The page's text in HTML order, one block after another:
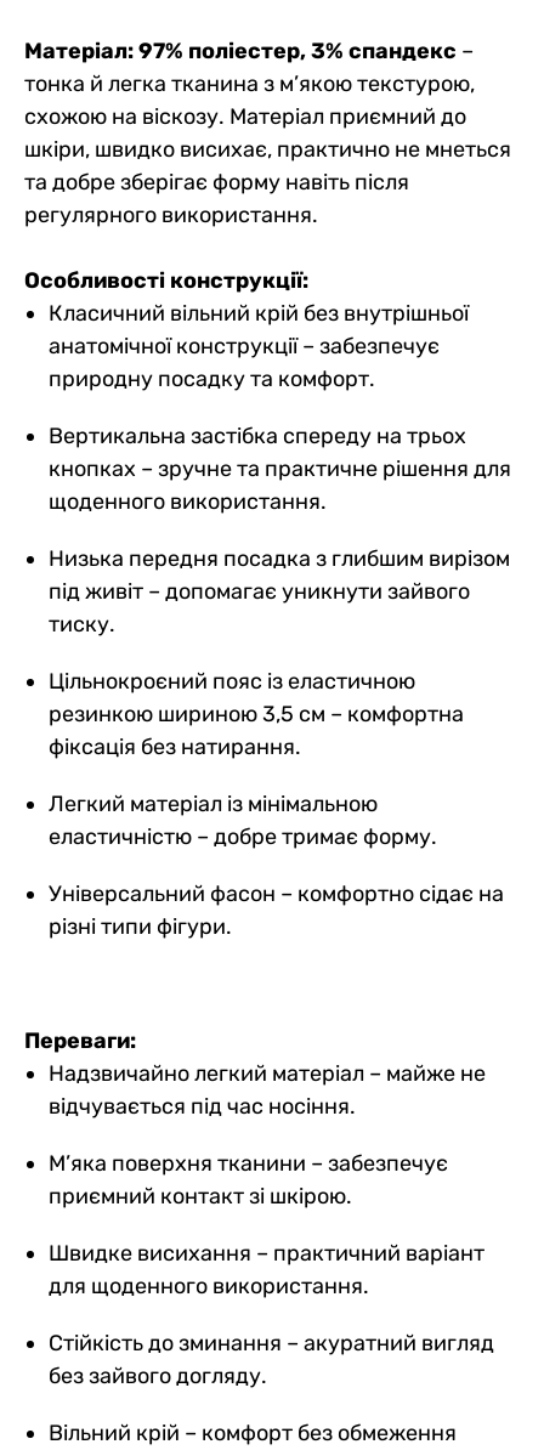
Матеріал: 97% поліестер, 3% спандекс –
тонка й легка тканина з м’якою текстурою,
схожою на віскозу. Матеріал приємний до
шкіри, швидко висихає, практично не мнеться
та добре зберігає форму навіть після
регулярного використання.
Особливості конструкції:
Класичний вільний крій без внутрішньої
анатомічної конструкції – забезпечує
природну посадку та комфорт.
Вертикальна застібка спереду на трьох
кнопках – зручне та практичне рішення для
щоденного використання.
Низька передня посадка з глибшим вирізом
під живіт – допомагає уникнути зайвого
тиску.
Цільнокроєний пояс із еластичною
резинкою шириною 3,5 см – комфортна
фіксація без натирання.
Легкий матеріал із мінімальною
еластичністю – добре тримає форму.
Універсальний фасон – комфортно сідає на
різні типи фігури.
Переваги:
Надзвичайно легкий матеріал – майже не
відчувається під час носіння.
М’яка поверхня тканини – забезпечує
приємний контакт зі шкірою.
Швидке висихання – практичний варіант
для щоденного використання.
Стійкість до зминання – акуратний вигляд
без зайвого догляду.
Вільний крій – комфорт без обмеження